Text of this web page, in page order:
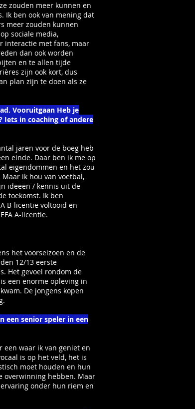
zouden meer kunnen en
Ik ben ook van mening dat
meer zouden kunnen
sociale media,
interactie met fans, maar
dan ook worden
en te allen tijde
zijn ook kort, dus
plan zijn te doen als ze
Vooruitgaan Heb je
Iets in coaching of andere
jaren voor de boeg heb
einde. Daar ben ik me op
eigendommen en het zou
ik hou van voetbal,
ideeën / kennis uit de
toekomst. Ik ben
B-licentie voltooid en
A-licentie.
het voorseizoen en de
12/13 eerste
Het gevoel rondom de
een enorme opleving in
De jongens kopen
een senior speler in een
een waar ik van geniet en
is op het veld, het is
moet houden en hun
overwinning hebben. Maar
onder hun riem en